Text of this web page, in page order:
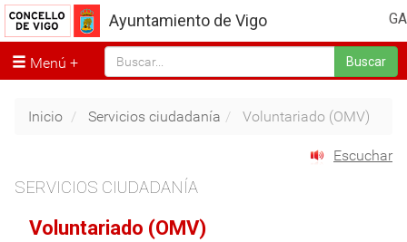
GA
Ayuntamiento de Vigo
Menú Buscar
Inicio Servicios ciudadanía Voluntariado (OMV)
Escuchar
SERVICIOS CIUDADANÍA
Voluntariado (OMV)